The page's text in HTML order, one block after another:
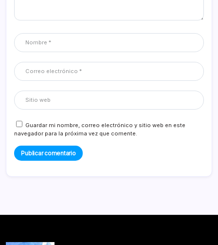
Guardar mi nombre, correo electrónico y sitio web en este
navegador para la próxima vez que comente.